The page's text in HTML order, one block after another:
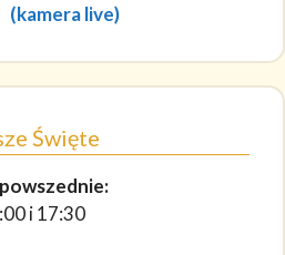
(kamera live)
Święte
i 17:30